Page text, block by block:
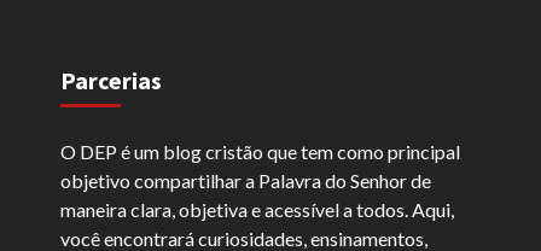
Parcerias
O DEP é um blog cristão que tem como principal
objetivo compartilhar a Palavra do Senhor de
maneira clara, objetiva e acessível a todos. Aqui,
você encontrará curiosidades, ensinamentos,